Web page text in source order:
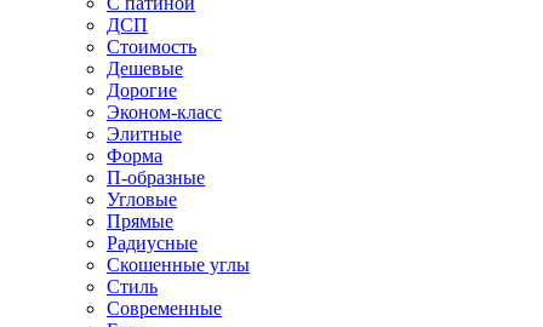
ДСП
Стоимость
Дешевые
Дорогие
Эконом-класс
Элитные
Форма
П-образные
Угловые
Прямые
Радиусные
Скошенные углы
Стиль
Современные